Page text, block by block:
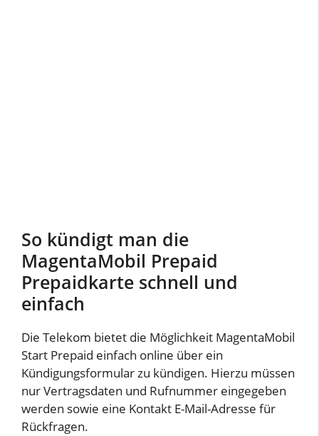
So kündigt man die
MagentaMobil Prepaid
Prepaidkarte schnell und
einfach
Die Telekom bietet die Möglichkeit MagentaMobil
Start Prepaid einfach online über ein
Kündigungsformular zu kündigen. Hierzu müssen
nur Vertragsdaten und Rufnummer eingegeben
werden sowie eine Kontakt E-Mail-Adresse für
Rückfragen.